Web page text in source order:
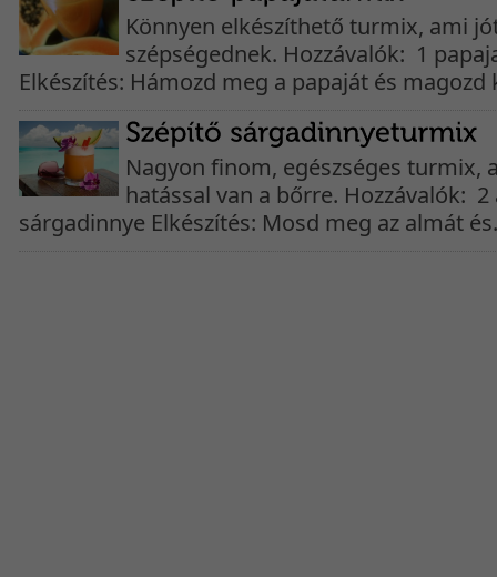
Könnyen elkészíthető turmix, ami
szépségednek. Hozzávalók: 1
Elkészítés: Hámozd meg a papaját és magozd
Nagyon finom, egészséges turmix,
hatással van a bőrre. Hozzávalók:
sárgadinnye Elkészítés: Mosd meg az almát